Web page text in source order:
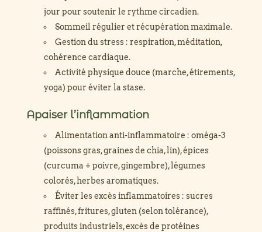
jour pour soutenir le rythme circadien.
Sommeil régulier et récupération maximale.
Gestion du stress : respiration, méditation,
cohérence cardiaque.
Activité physique douce (marche, étirements,
yoga) pour éviter la stase.
Apaiser l’inflammation
Alimentation anti-inflammatoire : oméga-3
(poissons gras, graines de chia, lin), épices
(curcuma + poivre, gingembre), légumes
colorés, herbes aromatiques.
Éviter les excès inflammatoires : sucres
raffinés, fritures, gluten (selon tolérance),
produits industriels, excès de protéines